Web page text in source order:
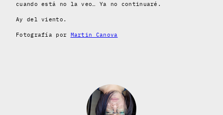
cuando está no la veo… Ya no continuaré.
Ay del viento.
Fotografía por Martin Canova